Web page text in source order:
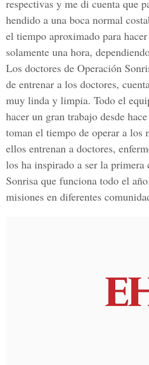
respectivas y me di cuenta que
hendido a una boca normal
el tiempo aproximado para
solamente una hora,
Los doctores de Operación
de entrenar a los doctores,
muy linda y limpia. Todo el
hacer un gran trabajo desde
toman el tiempo de operar a los
ellos entrenan a doctores,
los ha inspirado a ser la
Sonrisa que funciona todo el
misiones en diferentes